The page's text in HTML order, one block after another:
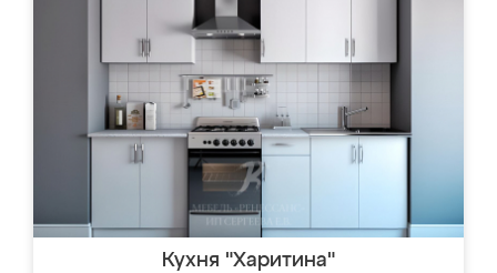
Кухня "Харитина"